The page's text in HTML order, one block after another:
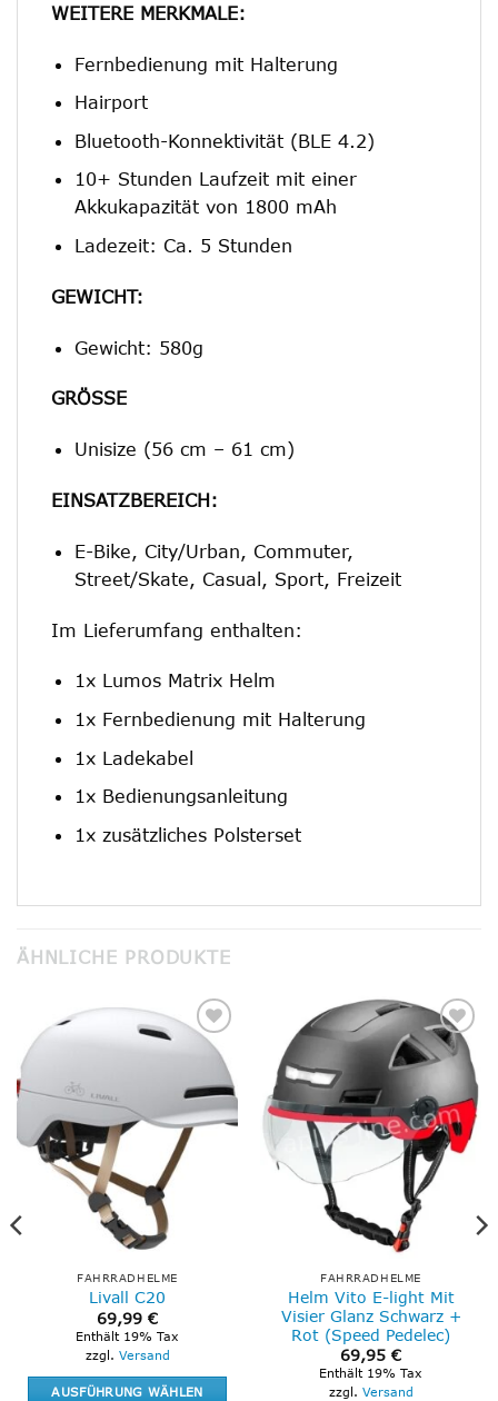
WEITERE MERKMALE:
Fernbedienung mit Halterung
Hairport
Bluetooth-Konnektivität (BLE 4.2)
10+ Stunden Laufzeit mit einer
Akkukapazität von 1800 mAh
Ladezeit: Ca. 5 Stunden
GEWICHT:
Gewicht: 580g
GRÖSSE
Unisize (56 cm – 61 cm)
EINSATZBEREICH:
E-Bike, City/Urban, Commuter,
Street/Skate, Casual, Sport, Freizeit
Im Lieferumfang enthalten:
1x Lumos Matrix Helm
1x Fernbedienung mit Halterung
1x Ladekabel
1x Bedienungsanleitung
1x zusätzliches Polsterset
ÄHNLICHE PRODUKTE
Add to
wishlist
FAHRRADHELME
Livall C20
69,99 €
Enthält 19% Tax
zzgl. Versand
AUSFÜHRUNG WÄHLEN
Add to
wishlist
FAHRRADHELME
Helm Vito E-light Mit
Visier Glanz Schwarz +
Rot (Speed Pedelec)
69,95 €
Enthält 19% Tax
zzgl. Versand